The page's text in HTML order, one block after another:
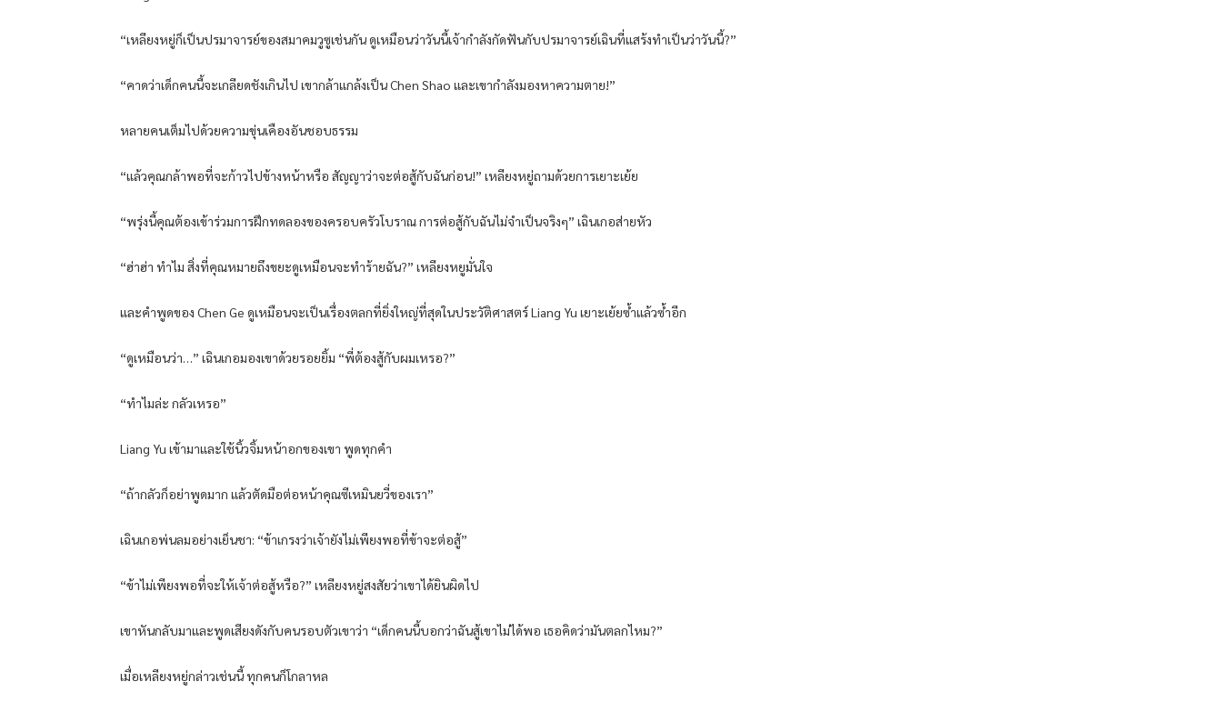
“เหลียงหยู่ก็เป็นปรมาจารย์ของสมาคมวูซูเช่นกัน ดูเหมือนว่าวันนี้เจ้ากำลังกัดฟันกับปรมาจารย์เฉินที่แสร้งทำเป็นว่าวันนี้?”
“คาดว่าเด็กคนนี้จะเกลียดชังเกินไป เขากล้าแกล้งเป็น Chen Shao และเขากำลังมองหาความตาย!”
หลายคนเต็มไปด้วยความขุ่นเคืองอันชอบธรรม
“แล้วคุณกล้าพอที่จะก้าวไปข้างหน้าหรือ สัญญาว่าจะต่อสู้กับฉันก่อน!” เหลียงหยู่ถามด้วยการเยาะเย้ย
“พรุ่งนี้คุณต้องเข้าร่วมการฝึกทดลองของครอบครัวโบราณ การต่อสู้กับฉันไม่จำเป็นจริงๆ” เฉินเกอส่ายหัว
“ฮ่าฮ่า ทำไม สิ่งที่คุณหมายถึงขยะดูเหมือนจะทำร้ายฉัน?” เหลียงหยูมั่นใจ
และคำพูดของ Chen Ge ดูเหมือนจะเป็นเรื่องตลกที่ยิ่งใหญ่ที่สุดในประวัติศาสตร์ Liang Yu เยาะเย้ยซ้ำแล้วซ้ำอีก
“ดูเหมือนว่า…” เฉินเกอมองเขาด้วยรอยยิ้ม “พี่ต้องสู้กับผมเหรอ?”
“ทำไมล่ะ กลัวเหรอ”
Liang Yu เข้ามาและใช้นิ้วจิ้มหน้าอกของเขา พูดทุกคำ
“ถ้ากลัวก็อย่าพูดมาก แล้วตัดมือต่อหน้าคุณซีเหมินยวี่ของเรา”
เฉินเกอพ่นลมอย่างเย็นชา: “ข้าเกรงว่าเจ้ายังไม่เพียงพอที่ข้าจะต่อสู้”
“ข้าไม่เพียงพอที่จะให้เจ้าต่อสู้หรือ?” เหลียงหยู่สงสัยว่าเขาได้ยินผิดไป
เขาหันกลับมาและพูดเสียงดังกับคนรอบตัวเขาว่า “เด็กคนนี้บอกว่าฉันสู้เขาไม่ได้พอ เธอคิดว่ามันตลกไหม?”
เมื่อเหลียงหยู่กล่าวเช่นนี้ ทุกคนก็โกลาหล